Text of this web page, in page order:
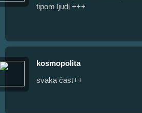
tipom ljudi +++
kosmopolita
svaka čast++